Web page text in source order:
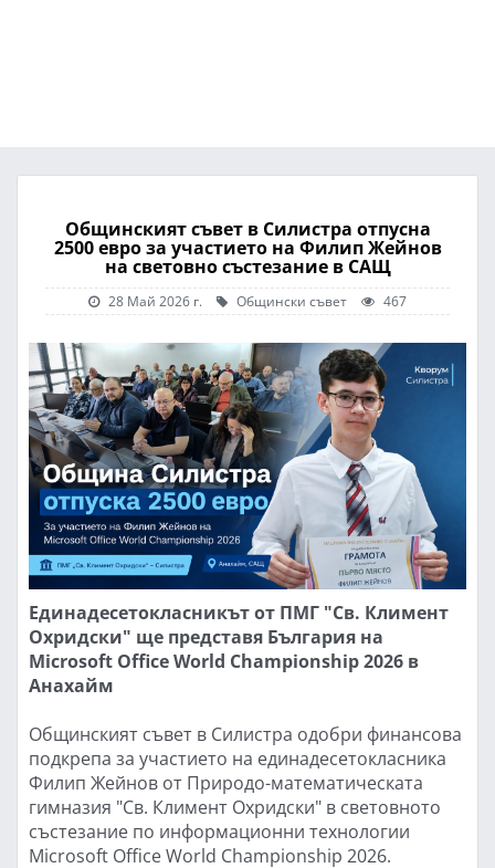
Общинският съвет в Силистра отпусна
2500 евро за участието на Филип Жейнов
на световно състезание в САЩ
28 Май 2026 г. Общински съвет 467
Единадесетокласникът от ПМГ "Св. Климент
Охридски" ще представя България на
Microsoft Office World Championship 2026 в
Анахайм
Общинският съвет в Силистра одобри финансова
подкрепа за участието на единадесетокласника
Филип Жейнов от Природо-математическата
гимназия "Св. Климент Охридски" в световното
състезание по информационни технологии
Microsoft Office World Championship 2026.